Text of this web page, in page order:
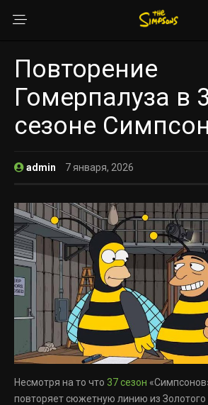
Повторение
Гомерпалуза в
сезоне
admin 7 января, 2026
Несмотря на то что 37 сезон
повторяет сюжетную линию из Золотого